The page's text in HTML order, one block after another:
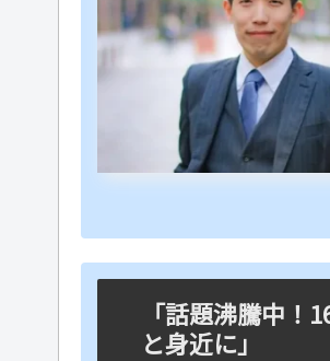
「話題沸騰中！
と身近に」